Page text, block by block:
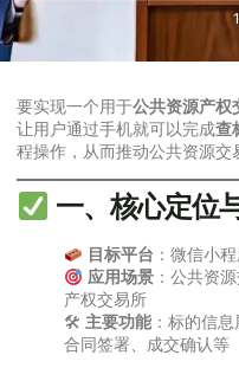
要实现一个用于公共资源产权
让用户通过手机就可以完成查
程操作，从而推动公共资源交
一、核心定位
目标平台 ：微信小
应用场景：公共资
产权交易所
🛠 主要功能 ：标的信
合同签署、成交确认等